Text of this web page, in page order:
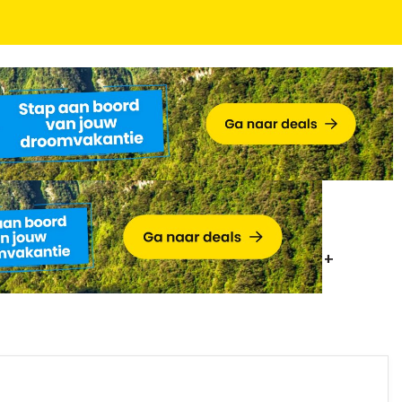
Gilgen incl. ontbijt, Wolfgangsee Card +